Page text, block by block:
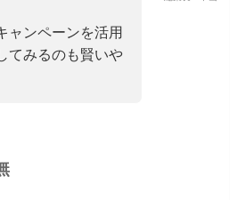
ャンペーンを活用
てみるのも賢いや